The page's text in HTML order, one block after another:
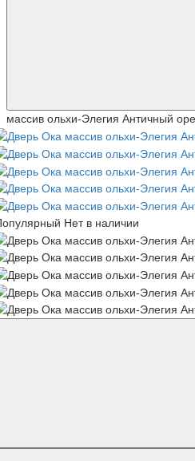
массив ольхи-Элегия Античный
Нет в наличии